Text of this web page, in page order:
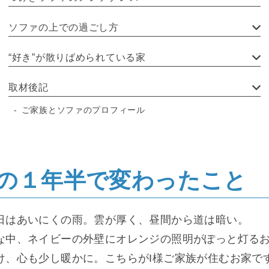
ソファの上での過ごし方
“好き”が散りばめられている家
取材後記
ご家族とソファのプロフィール
１年半で変わったこと
はあいにくの雨。雲が厚く、昼間から道は暗い。
中、ネイビーの外壁にオレンジの照明がぽっと灯る
、心も少し暖かに。こちらがI様ご家族が住むお家で